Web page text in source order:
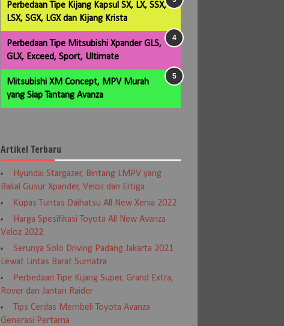
Perbedaan Tipe Kijang Kapsul SX, LX, SSX,
LSX, SGX, LGX dan Kijang Krista
Perbedaan Tipe Mitsubishi Xpander GLS,
GLX, Exceed, Sport, Ultimate
Mitsubishi XM Concept, MPV Murah
yang Siap Tantang Avanza
Artikel Terbaru
Hyundai Stargazer, Bintang LMPV yang
Bakal Gusur Xpander, Veloz dan Ertiga
Kupas Tuntas Daihatsu All New Xenia 2022
Harga Spesifikasi Toyota All New Avanza
Veloz 2022
Serunya Solo Driving Padang Jakarta 2021
Lewat Lintas Barat Sumatra
Perbedaan Tipe Kijang Super, Grand Extra,
Rover dan Jantan Raider
Tips Cerdas Membeli Toyota Avanza
Generasi Pertama